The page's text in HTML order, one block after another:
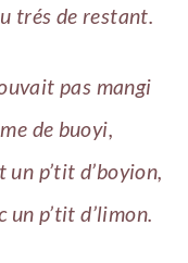
trés de restant.
pas mangi
de buoyi,
un p’tit d’boyion,
un p’tit d’limon.